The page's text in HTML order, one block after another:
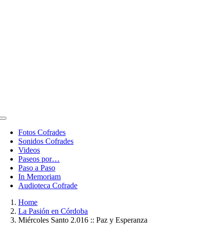
Toggle
NavigationFotos Cofrades
Sonidos Cofrades
Videos
Paseos por…
Paso a Paso
In Memoriam
Audioteca Cofrade
Home
La Pasión en Córdoba
Miércoles Santo 2.016 :: Paz y Esperanza